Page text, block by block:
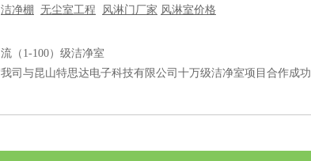
洁净棚 无尘室工程 风淋门厂家 风淋室价格
（1-100）级洁净室
司与昆山特思达电子科技有限公司十万级洁净室项目合作成功